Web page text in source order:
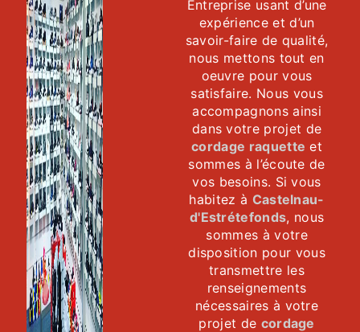
Entreprise usant d’une
expérience et d’un
savoir-faire de qualité,
nous mettons tout en
oeuvre pour vous
satisfaire. Nous vous
accompagnons ainsi
dans votre projet de
cordage raquette et
sommes à l’écoute de
vos besoins. Si vous
habitez à Castelnau-
d'Estrétefonds, nous
sommes à votre
disposition pour vous
transmettre les
renseignements
nécessaires à votre
projet de cordage